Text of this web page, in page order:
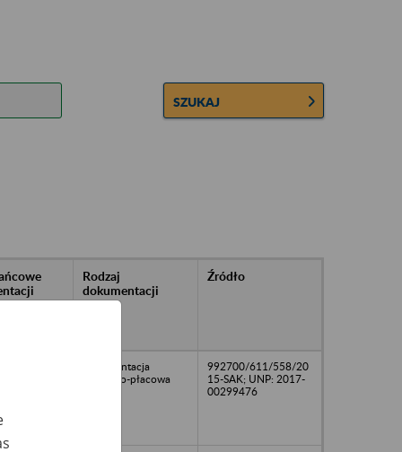
SZUKAJ
w
Rodzaj
dokumentacji
Źródło
dokumentacja
osobowo-płacowa
992700/611/558/20
15-SAK; UNP: 2017-
00299476